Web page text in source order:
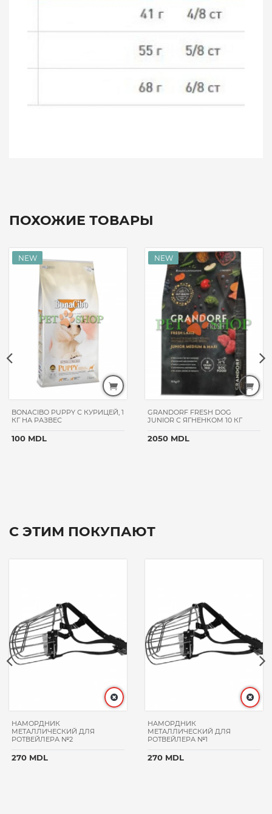
ПОХОЖИЕ ТОВАРЫ
BONACIBO PUPPY С КУРИЦЕЙ, 1
КГ НА РАЗВЕС
100 MDL
GRANDORF FRESH DOG
JUNIOR С ЯГНЕНКОМ 10 КГ
2050 MDL
С ЭТИМ ПОКУПАЮТ
НАМОРДНИК
МЕТАЛЛИЧЕСКИЙ ДЛЯ
РОТВЕЙЛЕРА №2
270 MDL
НАМОРДНИК
МЕТАЛЛИЧЕСКИЙ ДЛЯ
РОТВЕЙЛЕРА №1
270 MDL